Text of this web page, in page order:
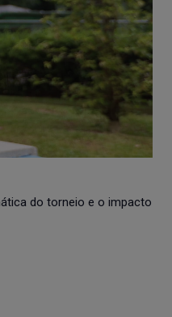
do torneio e o impacto